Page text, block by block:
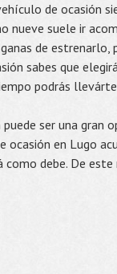
de ocasión
nueve suele ir
de
sabes que
podrás
ser una gran
en Lugo
debe. De